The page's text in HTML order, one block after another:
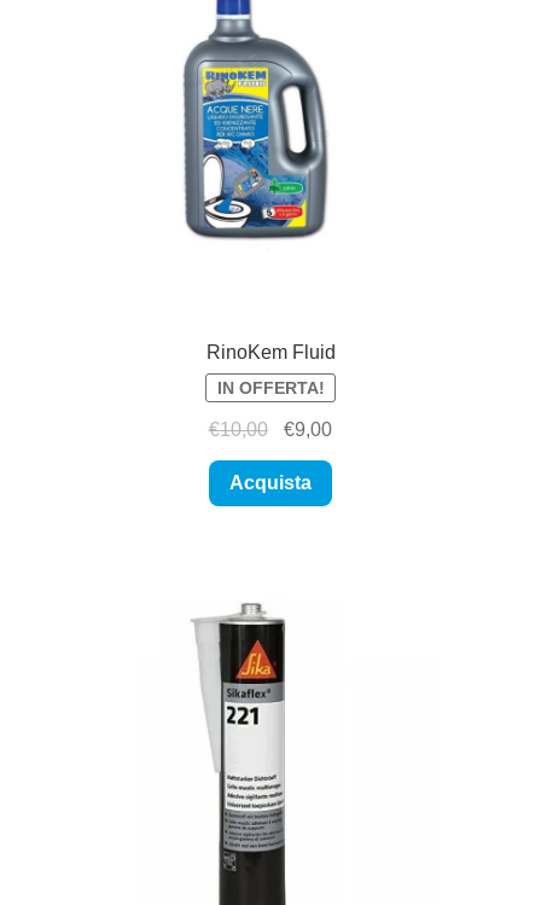
RinoKem Fluid
IN OFFERTA!
€10,00
originale
era:
€9,00Il
attuale
è:
Acquista